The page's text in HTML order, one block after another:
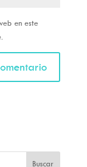
en este